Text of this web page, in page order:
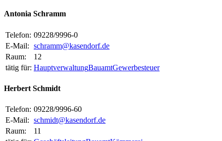
Antonia Schramm
Telefon: 09228/9996-0
E-Mail: schramm@kasendorf.de
Raum:
12
tätig für: HauptverwaltungBauamtGewerbesteuer
Herbert Schmidt
Telefon: 09228/9996-60
E-Mail: schmidt@kasendorf.de
Raum:
11